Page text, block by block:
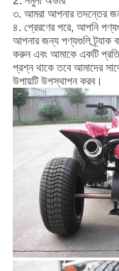
৩. আমরা আপনার তদন্তের
৪. প্রেরণের পরে, আপনি
আপনার জন্য পণ্যগুলি ট্র্যাক
করুন এবং আমাকে একটি
প্রশ্ন থাকে তবে আমাদের
উপায়টি উপস্থাপন করব।